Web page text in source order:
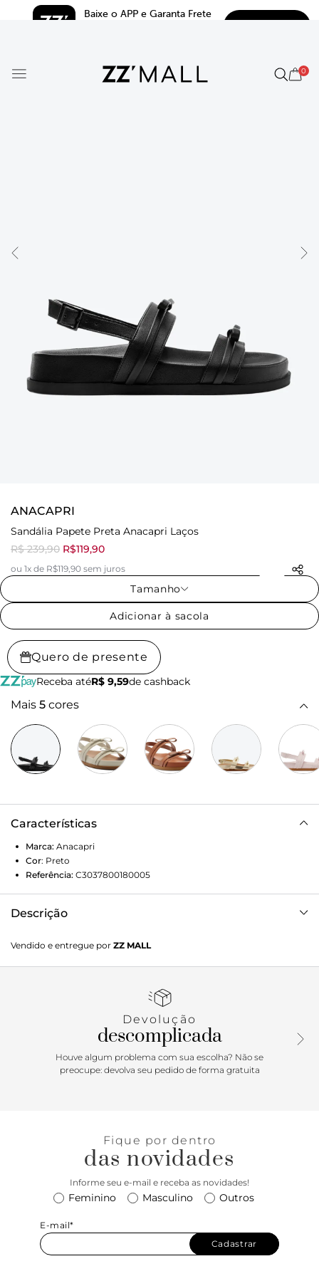
Baixe o APP e Garanta Frete
0
ANACAPRI
Sandália Papete Preta Anacapri Laços
R$ 239,90 R$119,90
ou 1x de R$119,90 sem juros
Tamanho
Adicionar à sacola
Quero de presente
Receba atéR$ 9,59de cashback
Mais 5 cores
Características
Marca: Anacapri
Cor: Preto
Referência: C3037800180005
Descrição
modelo estilo papete possui solado rasteiro emborrachado
levemente tratorado e bico redondo. Apresenta tirinhas
sobre os dedos e outra sobre o peito de pé. O modelo traz
lateral. Traz palmilha anatômica da mesma cor da papete,
com assinatura Anacapri.
Porque Apostar: Para quem curte uma pegada mais
estilos e garante um toque elegante para o seu visual.
Versátil e atemporal, vai ser destaque por onde passar, pois
desejo e simplesmente per-fei-ta para presentear neste Dia
das Mães! <3
Vendido e entregue por ZZ MALL
Devolução
descomplicada
Houve algum problema com sua escolha? Não se
preocupe: devolva seu pedido de forma gratuita
Fique por dentro
das novidades
Informe seu e-mail e receba as novidades!
Feminino Masculino Outros
E-mail*
Cadastrar